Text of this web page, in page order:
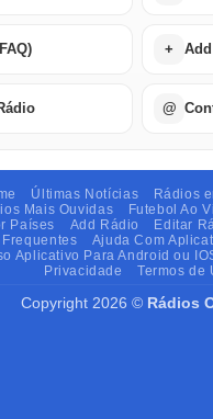
+
@
Últimas Notícias
Rádios
Mais Ouvidas
Futebol Ao
Países
Add Rádio Editar
Ajuda Com
Aplicativo Para Android ou
Privacidade
Termos de
Copyright 2026 © Rádios